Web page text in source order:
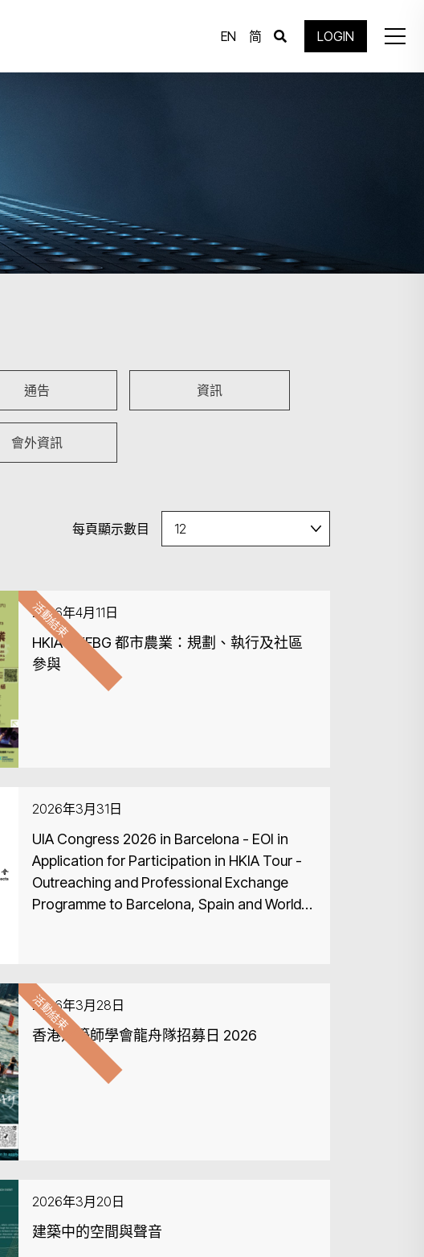
EN 简 LOGIN
搜尋
通告 資訊
會外資訊
每頁顯示數目
活動結束
2026年4月11日
HKIA x KFBG 都市農業：規劃、執行及社區
參與
2026年3月31日
UIA Congress 2026 in Barcelona - EOI in
Application for Participation in HKIA Tour -
Outreaching and Professional Exchange
Programme to Barcelona, Spain and World
活動結束
2026年3月28日
香港建築師學會龍舟隊招募日 2026
2026年3月20日
建築中的空間與聲音